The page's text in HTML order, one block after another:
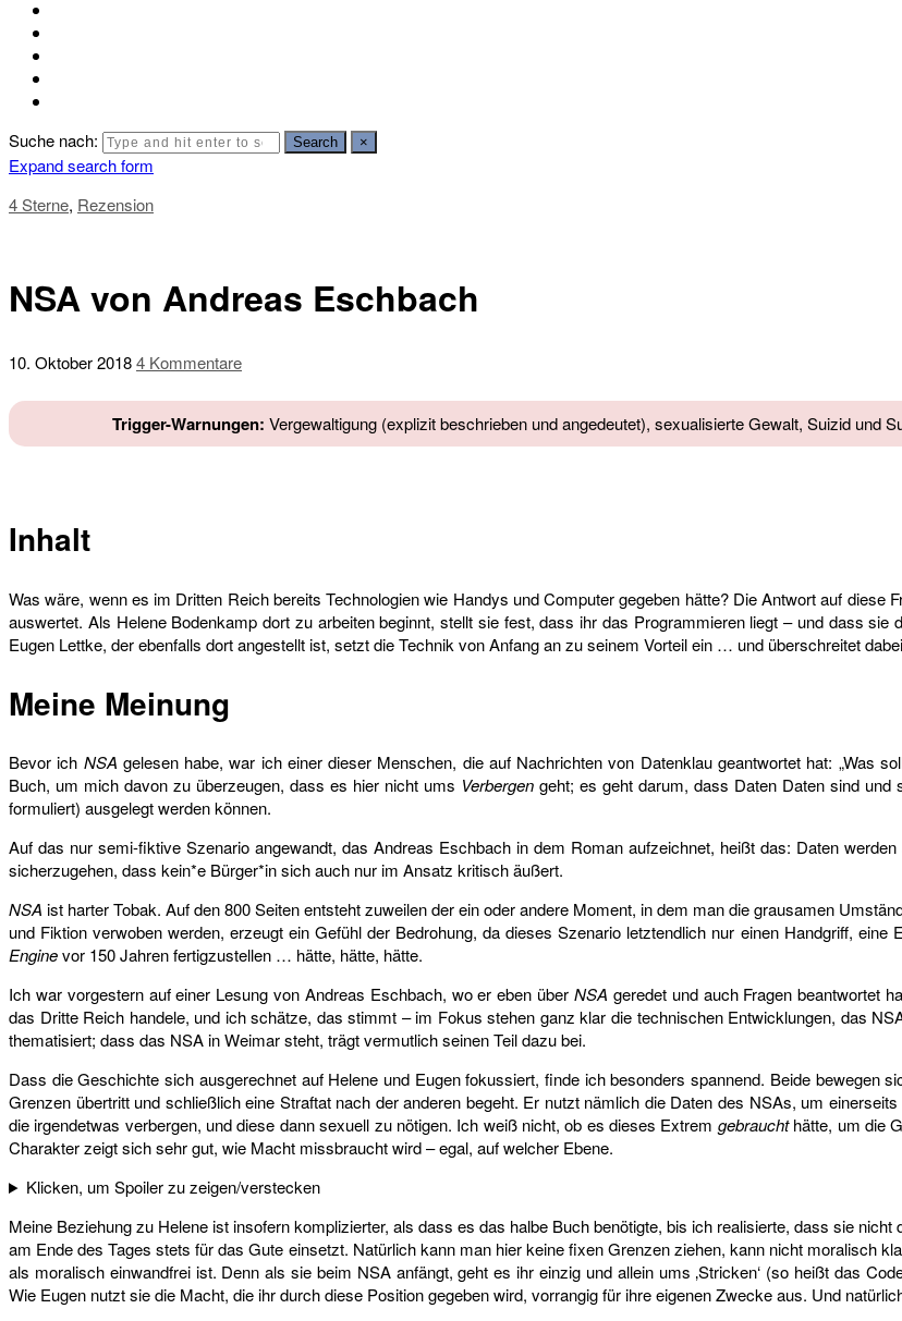
Suche nach: Search ×
Expand search form
4 Sterne, Rezension
NSA von Andreas Eschbach
10. Oktober 20184 Kommentare
Trigger-Warnungen: Vergewaltigung (explizit beschrieben und angedeutet), sexualisierte Gewalt, Suizid und
Inhalt
Was wäre, wenn es im Dritten Reich bereits Technologien wie Handys und Computer gegeben hätte? Die Antwort auf
auswertet. Als Helene Bodenkamp dort zu arbeiten beginnt, stellt sie fest, dass ihr das Programmieren liegt – und dass
Eugen Lettke, der ebenfalls dort angestellt ist, setzt die Technik von Anfang an zu seinem Vorteil ein … und überschreitet
Meine Meinung
Bevor ich NSA gelesen habe, war ich einer dieser Menschen, die auf Nachrichten von Datenklau geantwortet hat: „Was
Buch, um mich davon zu überzeugen, dass es hier nicht ums Verbergen geht; es geht darum, dass Daten Daten sind
formuliert) ausgelegt werden können.
Auf das nur semi-fiktive Szenario angewandt, das Andreas Eschbach in dem Roman aufzeichnet, heißt das: Daten
sicherzugehen, dass kein*e Bürger*in sich auch nur im Ansatz kritisch äußert.
NSA ist harter Tobak. Auf den 800 Seiten entsteht zuweilen der ein oder andere Moment, in dem man die grausamen
und Fiktion verwoben werden, erzeugt ein Gefühl der Bedrohung, da dieses Szenario letztendlich nur einen Handgriff,
Enginevor 150 Jahren fertigzustellen … hätte, hätte, hätte.
Ich war vorgestern auf einer Lesung von Andreas Eschbach, wo er eben über NSA geredet und auch Fragen beantwortet
das Dritte Reich handele, und ich schätze, das stimmt – im Fokus stehen ganz klar die technischen Entwicklungen, das
thematisiert; dass das NSA in Weimar steht, trägt vermutlich seinen Teil dazu bei.
Dass die Geschichte sich ausgerechnet auf Helene und Eugen fokussiert, finde ich besonders spannend. Beide bewegen
Grenzen übertritt und schließlich eine Straftat nach der anderen begeht. Er nutzt nämlich die Daten des NSAs, um
die irgendetwas verbergen, und diese dann sexuell zu nötigen. Ich weiß nicht, ob es dieses Extrem gebrauchthätte, um die
Charakter zeigt sich sehr gut, wie Macht missbraucht wird – egal, auf welcher Ebene.
Klicken, um Spoiler zu zeigen/verstecken
Meine Beziehung zu Helene ist insofern komplizierter, als dass es das halbe Buch benötigte, bis ich realisierte, dass sie
am Ende des Tages stets für das Gute einsetzt. Natürlich kann man hier keine fixen Grenzen ziehen, kann nicht moralisch
als moralisch einwandfrei ist. Denn als sie beim NSA anfängt, geht es ihr einzig und allein ums ‚Stricken‘ (so heißt das
Wie Eugen nutzt sie die Macht, die ihr durch diese Position gegeben wird, vorrangig für ihre eigenen Zwecke aus. Und